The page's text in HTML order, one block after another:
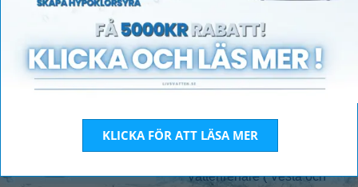
Vattenrenare ( Vesta och
KLICKA FÖR ATT LÄSA MER